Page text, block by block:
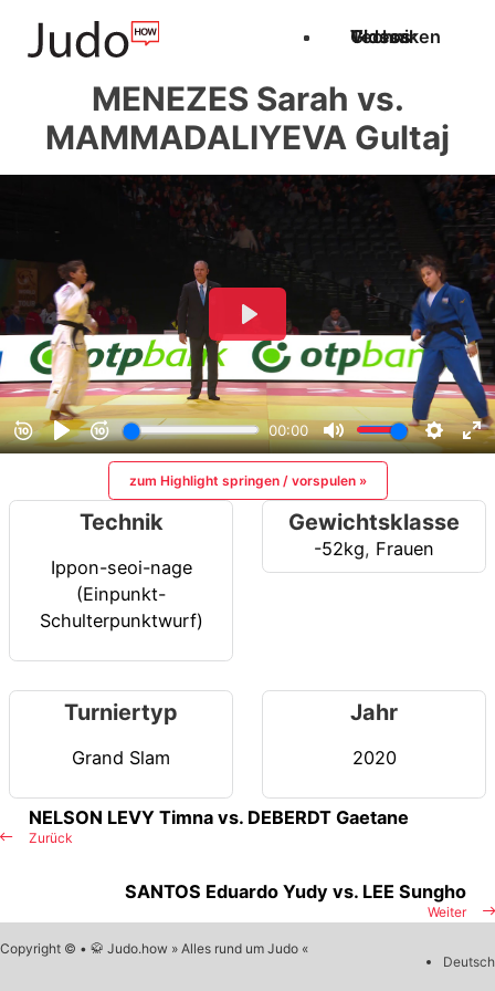
Techniken
Videos
Glossar
MENEZES Sarah vs.
MAMMADALIYEVA Gultaj
zum Highlight springen / vorspulen »
Technik
Ippon-seoi-nage
(Einpunkt-
Schulterpunktwurf)
Gewichtsklasse
-52kg, Frauen
Turniertyp
Grand Slam
Jahr
2020
Zurück
NELSON LEVY Timna vs. DEBERDT Gaetane
Weiter
SANTOS Eduardo Yudy vs. LEE Sungho
Copyright © • 🥋 Judo.how » Alles rund um Judo «
Deutsch